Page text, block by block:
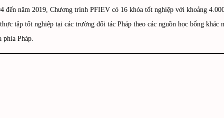
đến năm 2019, Chương trình PFIEV có 16 khóa tốt nghiệp với khoảng
tập tốt nghiệp tại các trường đối tác Pháp theo các nguồn học bổng
phía Pháp.